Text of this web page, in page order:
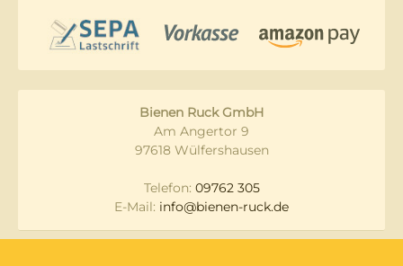
Bienen Ruck GmbH
Am Angertor 9
97618 Wülfershausen
Telefon: 09762 305
E-Mail: info@bienen-ruck.de